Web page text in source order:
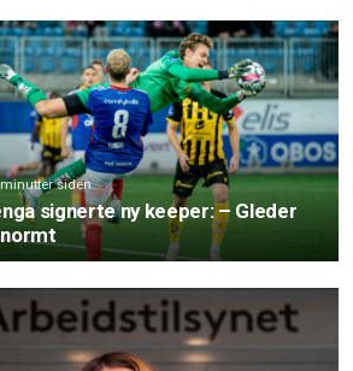
siden
signerte ny keeper: – Gleder